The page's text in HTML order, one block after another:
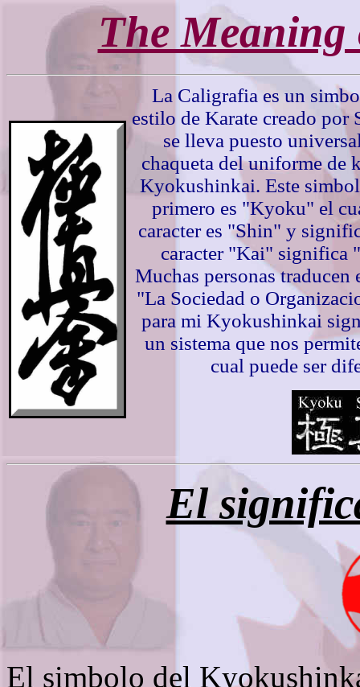
The
La Caligrafia es un
estilo de Karate creado por
se lleva puesto
chaqueta del uniforme de
Kyokushinkai. Este
primero es "Kyoku" el
caracter es "Shin" y
caracter "Kai" significa
Muchas personas
"La Sociedad o
para mi Kyokushinkai
un sistema que nos
cual puede ser
El
El simbolo del